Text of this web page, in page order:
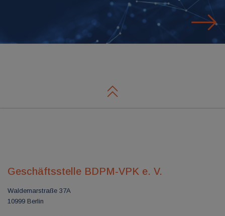
Geschäftsstelle BDPM-VPK e. V.
Waldemarstraße 37A
10999 Berlin